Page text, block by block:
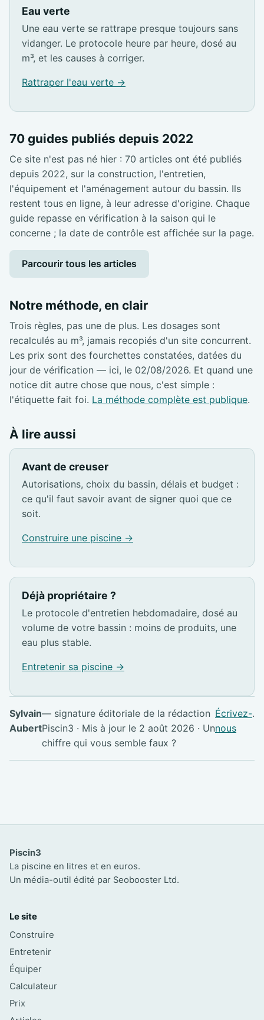
Eau verte
Une eau verte se rattrape presque toujours sans
vidanger. Le protocole heure par heure, dosé au
m³, et les causes à corriger.
Rattraper l'eau verte →
70 guides publiés depuis 2022
Ce site n'est pas né hier : 70 articles ont été publiés
depuis 2022, sur la construction, l'entretien,
l'équipement et l'aménagement autour du bassin. Ils
restent tous en ligne, à leur adresse d'origine. Chaque
guide repasse en vérification à la saison qui le
concerne ; la date de contrôle est affichée sur la page.
Parcourir tous les articles
Notre méthode, en clair
Trois règles, pas une de plus. Les dosages sont
recalculés au m³, jamais recopiés d'un site concurrent.
Les prix sont des fourchettes constatées, datées du
jour de vérification — ici, le 02/08/2026. Et quand une
notice dit autre chose que nous, c'est simple :
l'étiquette fait foi. La méthode complète est publique.
À lire aussi
Avant de creuser
Autorisations, choix du bassin, délais et budget :
ce qu'il faut savoir avant de signer quoi que ce
soit.
Construire une piscine →
Déjà propriétaire ?
Le protocole d'entretien hebdomadaire, dosé au
volume de votre bassin : moins de produits, une
eau plus stable.
Entretenir sa piscine →
Sylvain
Aubert
— signature éditoriale de la rédaction
Piscin3 · Mis à jour le 2 août 2026 · Un
chiffre qui vous semble faux ?
Écrivez-
nous
.
Piscin3
La piscine en litres et en euros.
Un média-outil édité par Seobooster Ltd.
Le site
Construire
Entretenir
Équiper
Calculateur
Prix